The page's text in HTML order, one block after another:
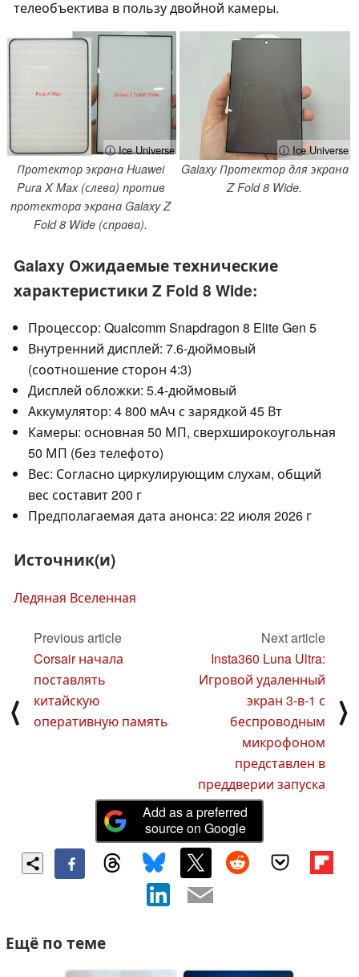
телеобъектива в пользу двойной камеры.
ⓘ Ice Universe
Протектор экрана Huawei
Pura X Max (слева) против
протектора экрана Galaxy Z
Fold 8 Wide (справа).
ⓘ Ice Universe
Galaxy Протектор для экрана
Z Fold 8 Wide.
Galaxy Ожидаемые технические
характеристики Z Fold 8 Wide:
Процессор: Qualcomm Snapdragon 8 Elite Gen 5
Внутренний дисплей: 7.6-дюймовый
(соотношение сторон 4:3)
Дисплей обложки: 5.4-дюймовый
Аккумулятор: 4 800 мАч с зарядкой 45 Вт
Камеры: основная 50 МП, сверхширокоугольная
50 МП (без телефото)
Вес: Согласно циркулирующим слухам, общий
вес составит 200 г
Предполагаемая дата анонса: 22 июля 2026 г
Источник(и)
Ледяная Вселенная
⟨
Previous article
Corsair начала
поставлять
китайскую
оперативную память
Next article
Insta360 Luna Ultra:
Игровой удаленный
экран 3-в-1 с
беспроводным
микрофоном
представлен в
преддверии запуска
⟩
Add as a preferred
source on Google
Ещё по теме